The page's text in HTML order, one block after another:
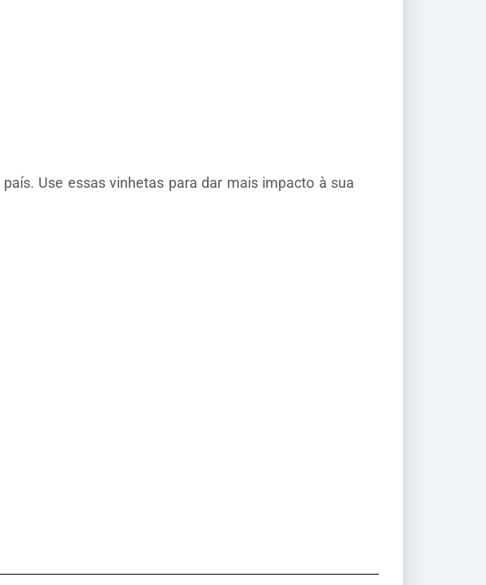
Use essas vinhetas para dar mais impacto à sua